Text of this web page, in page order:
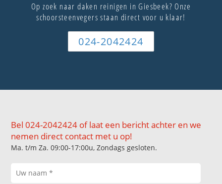
Op zoek naar daken reinigen in Giesbeek? Onze
schoorsteenvegers staan direct voor u klaar!
024-2042424
Bel 024-2042424 of laat een bericht achter en we
nemen direct contact met u op!
Ma. t/m Za. 09:00-17:00u, Zondags gesloten.